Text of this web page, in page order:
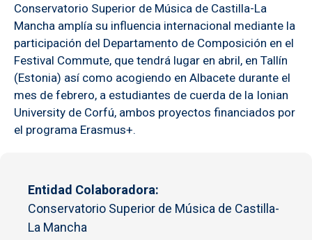
Conservatorio Superior de Música de Castilla-La
Mancha amplía su influencia internacional mediante la
participación del Departamento de Composición en el
Festival Commute, que tendrá lugar en abril, en Tallín
(Estonia) así como acogiendo en Albacete durante el
mes de febrero, a estudiantes de cuerda de la Ionian
University de Corfú, ambos proyectos financiados por
el programa Erasmus+.
Entidad Colaboradora
Conservatorio Superior de Música de Castilla-
La Mancha